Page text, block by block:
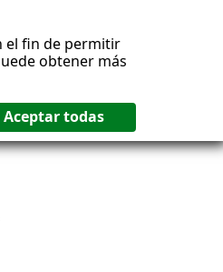
el fin de permitir
obtener más